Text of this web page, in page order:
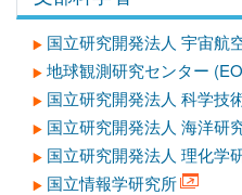
国立研究開発法人 宇宙航
地球観測研究センター
国立研究開発法人 科学技
国立研究開発法人 海洋研
国立研究開発法人 理化学
国立情報学研究所